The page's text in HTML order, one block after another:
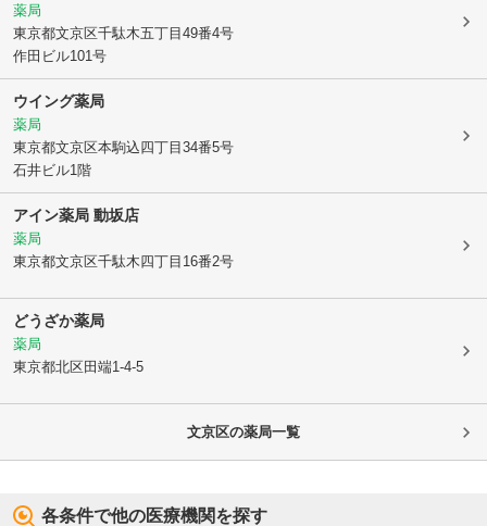
薬局
東京都文京区千駄木五丁目49番4号
作田ビル101号
ウイング薬局
薬局
東京都文京区本駒込四丁目34番5号
石井ビル1階
アイン薬局 動坂店
薬局
東京都文京区千駄木四丁目16番2号
どうざか薬局
薬局
東京都北区 田端1-4-5
文京区の薬局一覧
各条件で他の医療機関を探す